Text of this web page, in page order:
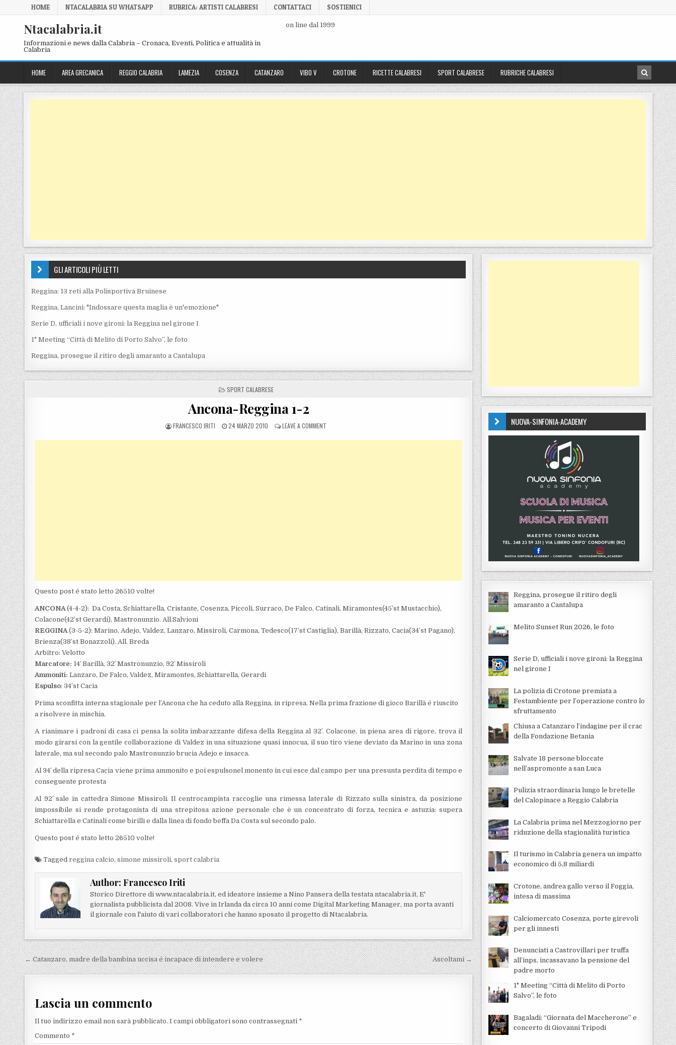
Skip to content
HOME NTACALABRIA SU WHATSAPP RUBRICA: ARTISTI CALABRESI CONTATTACI SOSTIENICI
Ntacalabria.it
Informazioni e news dalla Calabria – Cronaca, Eventi, Politica e attualità in
Calabria
on line dal 1999
HOME AREA GRECANICA REGGIO CALABRIA LAMEZIA COSENZA CATANZARO VIBO V CROTONE RICETTE CALABRESI SPORT CALABRESE RUBRICHE CALABRESI
GLI ARTICOLI PIÙ LETTI
Reggina: 13 reti alla Polisportiva Bruinese
Reggina, Lancini: "Indossare questa maglia è un'emozione"
Serie D, ufficiali i nove gironi: la Reggina nel girone I
1° Meeting “Città di Melito di Porto Salvo”, le foto
Reggina, prosegue il ritiro degli amaranto a Cantalupa
POSTED IN
SPORT CALABRESE
Ancona-Reggina 1-2
POSTED BY
FRANCESCO IRITI POSTED ON
24 MARZO 2010 LEAVE A COMMENT
Questo post é stato letto 26510 volte!
ANCONA(4-4-2): Da Costa, Schiattarella, Cristante, Cosenza, Piccoli, Surraco, De Falco, Catinali, Miramontes(45’st Mustacchio),
Colacone(42’st Gerardi), Mastronunzio. All.Salvioni
REGGINA(3-5-2): Marino, Adejo, Valdez, Lanzaro, Missiroli, Carmona, Tedesco(17’st Castiglia), Barillà, Rizzato, Cacia(34’st Pagano),
Brienza(38’st Bonazzoli). All. Breda
Arbitro: Velotto
Marcatore: 14′ Barillà, 32′ Mastronunzio, 92′ Missiroli
Ammoniti: Lanzaro, De Falco, Valdez, Miramontes, Schiattarella, Gerardi
Espulso: 34’st Cacia
Prima sconfitta interna stagionale per l’Ancona che ha ceduto alla Reggina, in ripresa. Nella prima frazione di gioco Barillà é riuscito
a risolvere in mischia.
A rianimare i padroni di casa ci pensa la solita imbarazzante difesa della Reggina al 32′. Colacone, in piena area di rigore, trova il
modo girarsi con la gentile collaborazione di Valdez in una situazione quasi innocua, il suo tiro viene deviato da Marino in una zona
laterale, ma sul secondo palo Mastronunzio brucia Adejo e insacca.
Al 34′ della ripresa Cacia viene prima ammonito e poi espulsonel monento in cui esce dal campo per una presunta perdita di tempo e
conseguente protesta
Al 92′ sale in cattedra Simone Missiroli. Il centrocampista raccoglie una rimessa laterale di Rizzato sulla sinistra, da posizione
impossibile si rende protagonista di una strepitosa azione personale che è un concentrato di forza, tecnica e astuzia: supera
Schiattarella e Catinali come birilli e dalla linea di fondo beffa Da Costa sul secondo palo.
Questo post é stato letto 26510 volte!
Taggedreggina calcio,simone missiroli,sport calabria
Author:Francesco Iriti
Storico Direttore di www.ntacalabria.it, ed ideatore insieme a Nino Pansera della testata ntacalabria.it, E'
giornalista pubblicista dal 2008. Vive in Irlanda da circa 10 anni come Digital Marketing Manager, ma porta avanti
il giornale con l'aiuto di vari collaboratori che hanno sposato il progetto di Ntacalabria.
Navigazione articoli
← Catanzaro, madre della bambina uccisa é incapace di intendere e volere Ascoltami →
Lascia un commento
Il tuo indirizzo email non sarà pubblicato. I campi obbligatori sono contrassegnati *
Commento *
NUOVA-SINFONIA-ACADEMY
Reggina, prosegue il ritiro degli
amaranto a Cantalupa
Melito Sunset Run 2026, le foto
Serie D, ufficiali i nove gironi: la Reggina
nel girone I
La polizia di Crotone premiata a
Festambiente per l’operazione contro lo
sfruttamento
Chiusa a Catanzaro l’indagine per il crac
della Fondazione Betania
Salvate 18 persone bloccate
nell’aspromonte a san Luca
Pulizia straordinaria lungo le bretelle
del Calopinace a Reggio Calabria
La Calabria prima nel Mezzogiorno per
riduzione della stagionalità turistica
Il turismo in Calabria genera un impatto
economico di 5,8 miliardi
Crotone, andrea gallo verso il Foggia,
intesa di massima
Calciomercato Cosenza, porte girevoli
per gli innesti
Denunciati a Castrovillari per truffa
all’inps, incassavano la pensione del
padre morto
1° Meeting “Città di Melito di Porto
Salvo”, le foto
Bagaladi: “Giornata del Maccherone” e
concerto di Giovanni Tripodi